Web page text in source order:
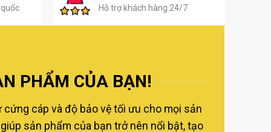
Hỗ trợ khách hàng 24/7
PHẨM CỦA BẠN!
cáp và độ bảo vệ tối ưu cho mọi sản
sản phẩm của bạn trở nên nổi bật, tạo